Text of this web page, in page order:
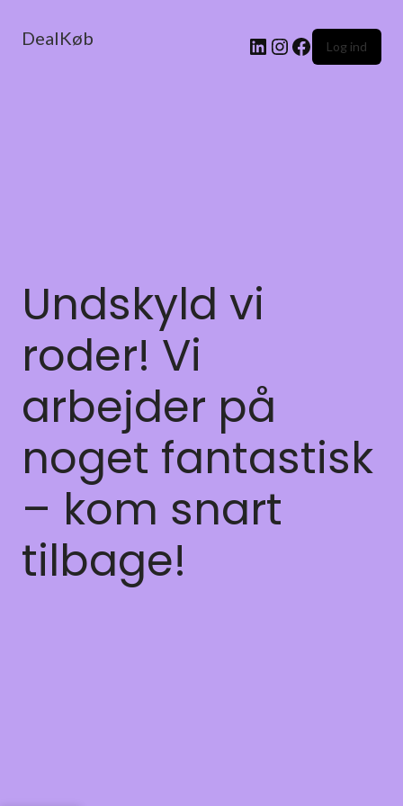
DealKøb Log ind
Undskyld vi
roder! Vi
arbejder på
noget fantastisk
– kom snart
tilbage!